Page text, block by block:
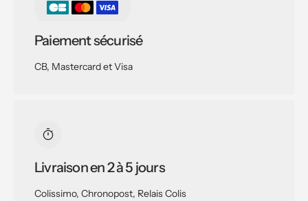
Paiement sécurisé
CB, Mastercard et Visa
Livraison en 2 à 5 jours
Colissimo, Chronopost, Relais Colis